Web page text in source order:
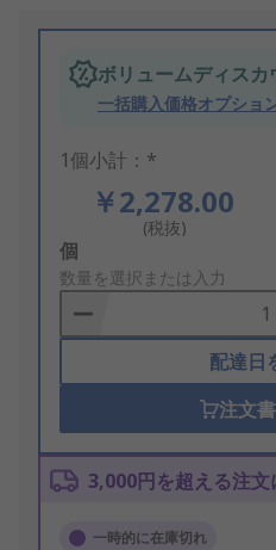
ボリュームディス
一括購入価格オプショ
1個小計：*
￥2,278.00
(税抜)
Add
to
Basket
個
数量を選択または入力
配達日
注文
3,000円を超える注
一時的に在庫切れ